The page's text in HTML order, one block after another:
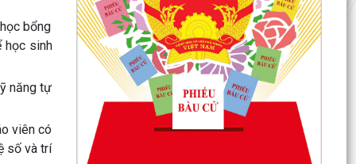
bổng
học sinh
năng tự
viên có
số và trí